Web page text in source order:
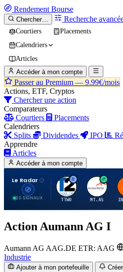
Rendement Bourse
Chercher… Recherche
Courtiers
Placements
Calendriers
Articles
Accéder à mon compte
Passer au Premium — 9.99€/mois
Actions, ETF, Cryptos
Chercher une action
Comparateurs
Courtiers
Placements
Calendriers
Splits
Dividendes IPO
Apprendre
Articles
Accéder à mon compte
Le Radar
20 SIGNAUX
T
TTWO
A
MT.AS
Action Aumann AG I
Aumann AG AAG.DE ETR: AAG
Industrie
Ajouter à mon portefeuille